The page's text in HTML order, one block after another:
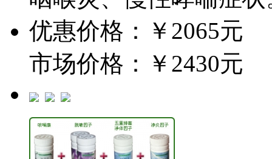
优惠价格：￥2065元
市场价格：￥2430元